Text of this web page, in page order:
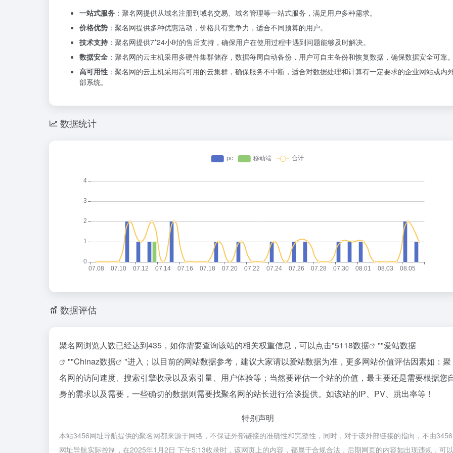
一站式服务 ：聚名网提供从域名注册到域名交易、域名管理等一站式服务，满足用户多种需求。
价格优势 ：聚名网提供多种优惠活动，价格具有竞争力，适合不同预算的用户。
技术支持 ：聚名网提供7*24小时的售后支持，确保用户在使用过程中遇到问题能够及时解决。
数据安全 ：聚名网的云主机采用多硬件集群储存，数据每周自动备份，用户可自主备份和恢复数据，确保数据安全可靠
高可用性 ：聚名网的云主机采用高可用的云集群，确保服务不中断，适合对数据处理和计算有一定要求的企业网站或内
部系统。
数据统计
数据评估
聚名网浏览人数已经达到435，如你需要查询该站的相关权重信息，可以点击"5118数据 ""爱站数据
""Chinaz数据
"进入；以目前的网站数据参考，建议大家请以爱站数据为准，更多网站价值评估因素如：聚
名网的访问速度、搜索引擎收录以及索引量、用户体验等；当然要评估一个站的价值，最主要还是需要根据您
身的需求以及需要，一些确切的数据则需要找聚名网的站长进行洽谈提供。如该站的IP、PV、跳出率等！
特别声明
本站3456网址导航提供的聚名网都来源于网络，不保证外部链接的准确性和完整性，同时，对于该外部链接的指向，不由3456
网址导航实际控制，在2025年1月2日 下午5:13收录时，该网页上的内容，都属于合规合法，后期网页的内容如出现违规，可以